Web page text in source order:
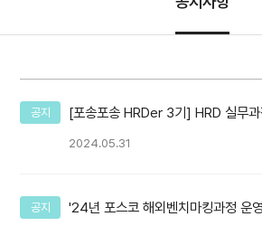
공지
[포송포송 HRDer 3기] HRD 실무
2024.05.31
공지
'24년 포스코 해외벤치마킹과정 운